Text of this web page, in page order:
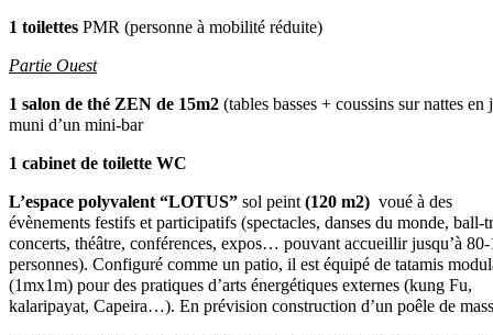
1 toilettes PMR (personne à mobilité réduite)
Partie Ouest
1 salon de thé ZEN de 15m2 (tables basses + coussins sur nattes en
muni d’un mini-bar
1 cabinet de toilette WC
L’espace polyvalent “LOTUS” sol peint (120 m2) voué à des
évènements festifs et participatifs (spectacles, danses du monde, ball-
concerts, théâtre, conférences, expos… pouvant accueillir jusqu’à
personnes). Configuré comme un patio, il est équipé de tatamis
(1mx1m) pour des pratiques d’arts énergétiques externes (kung Fu,
kalaripayat, Capeira…). En prévision construction d’un poêle de